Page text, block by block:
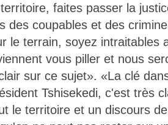
faites passer la
des coupables et des
le terrain, soyez intraitables
vous piller et nous
sur ce sujet». «La clé
Tshisekedi, c'est très
le territoire et un discours